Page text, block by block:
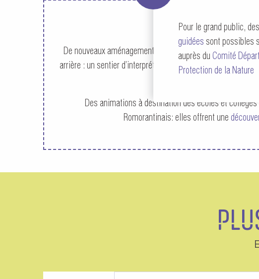
Pour le grand public, des
guidées sont possibles
auprès du Comité
Protection de la Nature
De nouveaux aménagements ont été inaugurés à l’été
arrière : un sentier d’interprétation, ludique et interactif,
Des animations à destination des écoles et
Romorantinais: elles offrent une